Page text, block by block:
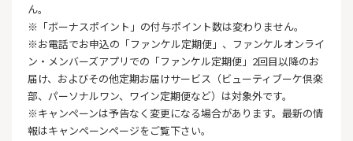
ん。
※「ボーナスポイント」の付与ポイント数は変わりません。
※お電話でお申込の「ファンケル定期便」、ファンケルオンライ
ン・メンバーズアプリでの「ファンケル定期便」2回目以降のお
届け、およびその他定期お届けサービス（ビューティブーケ倶楽
部、パーソナルワン、ワイン定期便など）は対象外です。
※キャンペーンは予告なく変更になる場合があります。最新の情
報はキャンペーンページをご覧下さい。